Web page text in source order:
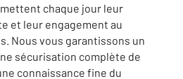
chaque jour leur
et leur engagement au
Nous vous garantissons un
sécurisation complète de
connaissance fine du